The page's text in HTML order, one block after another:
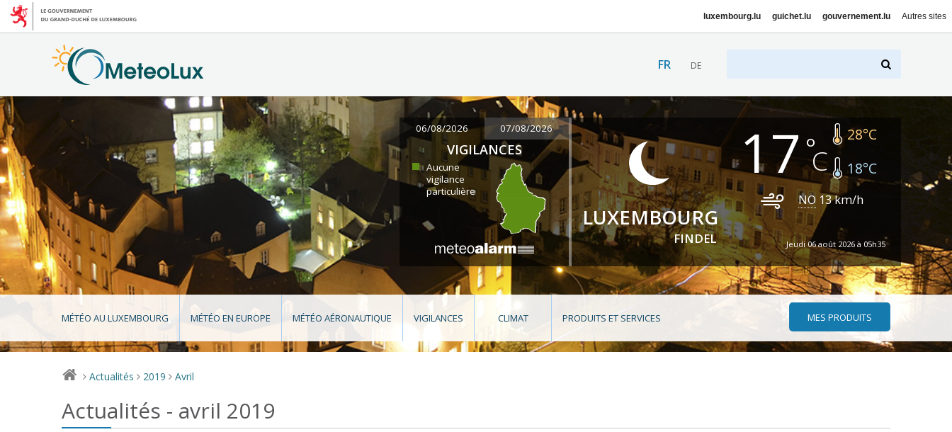
luxembourg.lu guichet.lu gouvernement.lu Autres sites
FR DE
06/08/2026 07/08/2026
VIGILANCES
Aucune
vigilance
particulière
LUXEMBOURG
FINDEL
17 28°C
18°C
NO 13km/h
Jeudi 06 août 2026 à 05h35
MÉTÉO AU LUXEMBOURG MÉTÉO EN EUROPE MÉTÉO AÉRONAUTIQUE VIGILANCES CLIMAT PRODUITS ET SERVICES MES PRODUITS
> Actualités > 2019 > Avril
Actualités - avril 2019